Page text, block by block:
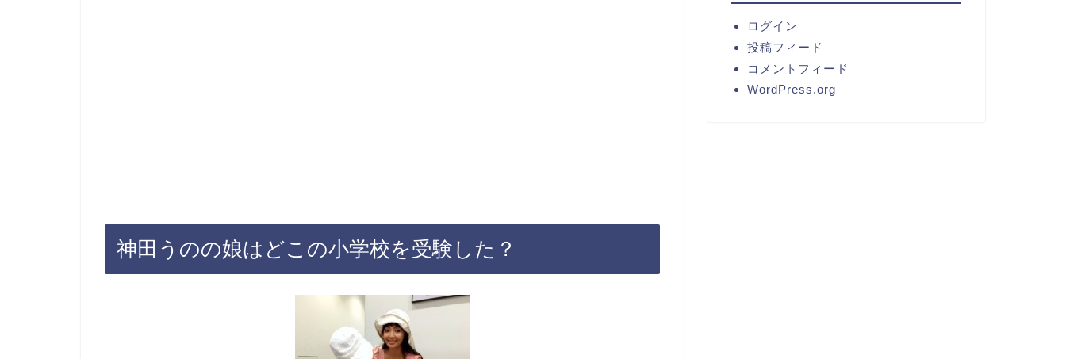
神田うのの娘はどこの小学校を受験した？
ログイン
投稿フィード
コメントフィード
WordPress.org